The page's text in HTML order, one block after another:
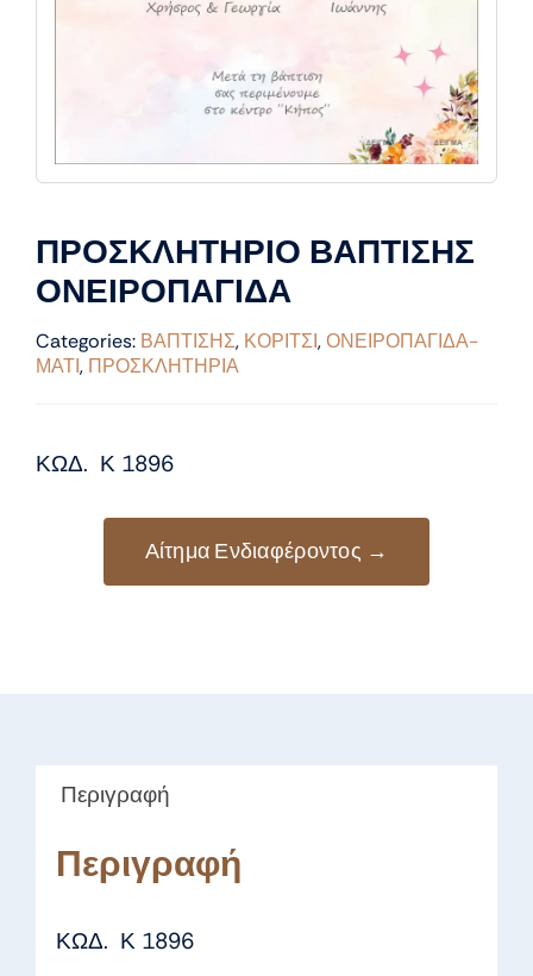
ΠΡΟΣΚΛΗΤΗΡΙΟ ΒΑΠΤΙΣΗΣ
ΟΝΕΙΡΟΠΑΓΙΔΑ
Categories: ΒΑΠΤΙΣΗΣ, ΚΟΡΙΤΣΙ,ΟΝΕΙΡΟΠΑΓΙΔΑ-
ΜΑΤΙ, ΠΡΟΣΚΛΗΤΗΡΙΑ
ΚΩΔ. Κ 1896
Αίτημα Ενδιαφέροντος →
Περιγραφή
Περιγραφή
ΚΩΔ. Κ 1896